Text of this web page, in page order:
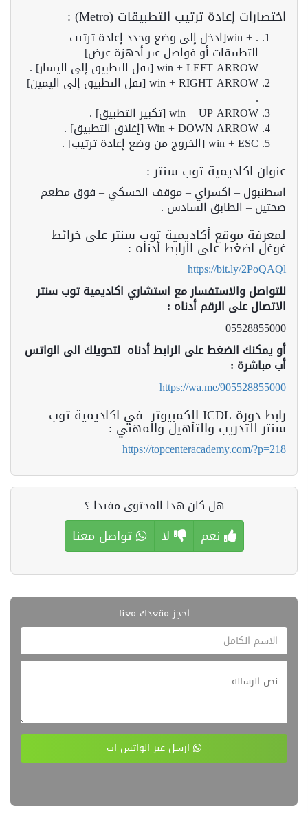
اختصارات إعادة ترتيب التطبيقات (Metro) :
. + win[ادخل إلى وضع وحدد إعادة ترتيب
التطبيقات أو فواصل عبر أجهزة عرض]
win + LEFT ARROW [نقل التطبيق إلى اليسار] .
win + RIGHT ARROW [نقل التطبيق إلى اليمين]
.
win + UP ARROW [تكبير التطبيق] .
Win + DOWN ARROW [إغلاق التطبيق] .
win + ESC [الخروج من وضع إعادة ترتيب] .
عنوان اكاديمية توب سنتر :
اسطنبول – اكسراي – موقف الحسكي – فوق مطعم
صحتين – الطابق السادس .
لمعرفة موقع أكاديمية توب سنتر على خرائط
غوغل اضغط على الرابط أدناه :
https://bit.ly/2PoQAQl
للتواصل والاستفسار مع استشاري اكاديمية توب سنتر
الاتصال على الرقم أدناه :
05528855000
أو يمكنك الضغط على الرابط أدناه لتحويلك الى الواتس
أب مباشرة :
https://wa.me/905528855000
رابط دورة ICDL الكمبيوتر في اكاديمية توب
سنتر للتدريب والتأهيل والمهني :
https://topcenteracademy.com/?p=218
هل كان هذا المحتوى مفيدا ؟
نعم لا تواصل معنا
احجز مقعدك معنا
ارسل عبر الواتس اب